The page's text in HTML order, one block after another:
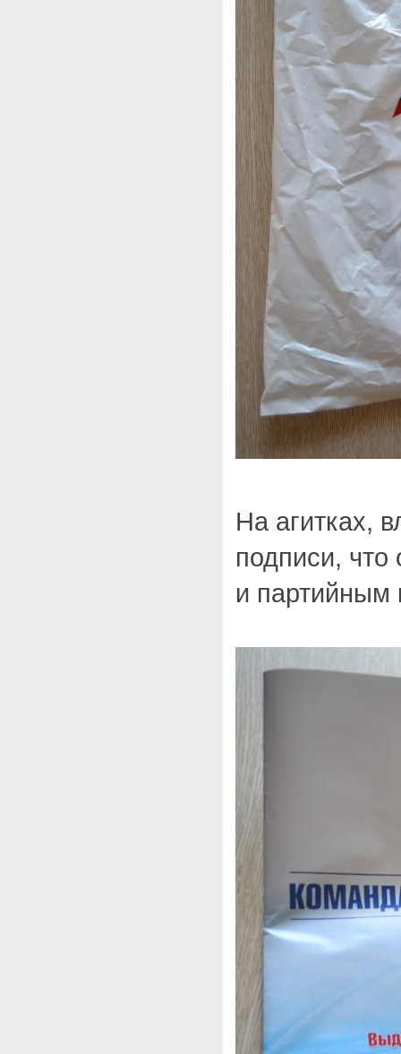
На агитках,
подписи,
и партийным